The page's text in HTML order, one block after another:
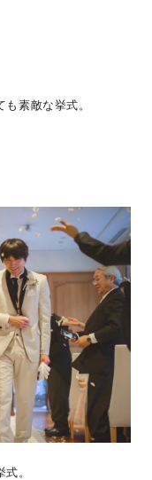
素敵な挙式。
。